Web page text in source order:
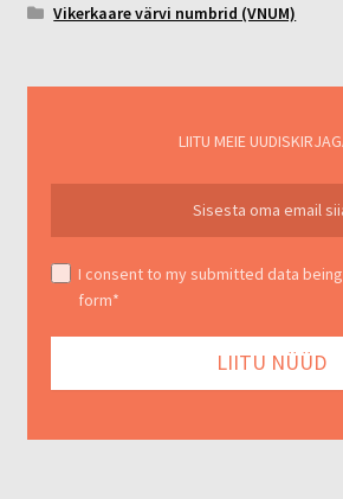
Vikerkaare värvi numbrid (VNUM)
LIITU MEIE
I consent to my submitted data
form*